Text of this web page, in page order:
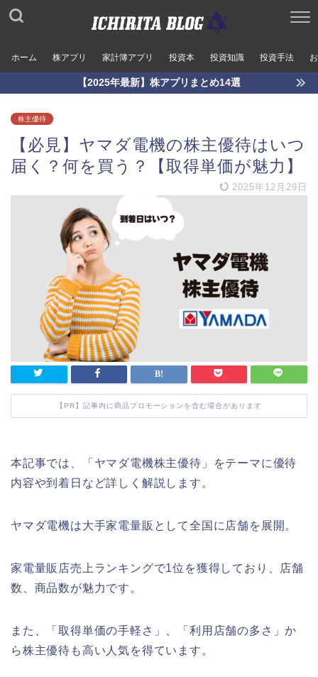
ホーム 株アプリ 家計簿アプリ 投資本 投資知識 投資手法
【2025年最新】株アプリまとめ14選
株主優待
【必見】ヤマダ電機の株主優待はいつ
届く？何を買う？【取得単価が魅力】
2025年12月29日
【PR】記事内に商品プロモーションを含む場合があります
本記事では、「ヤマダ電機株主優待」をテーマに優待
内容や到着日など詳しく解説します。
ヤマダ電機は大手家電量販として全国に店舗を展開。
家電量販店売上ランキングで1位を獲得しており、店舗
数、商品数が魅力です。
また、「取得単価の手軽さ」、「利用店舗の多さ」か
ら株主優待も高い人気を得ています。